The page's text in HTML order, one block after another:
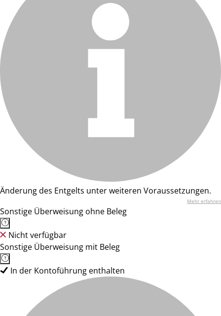
Änderung des Entgelts unter weiteren Voraussetzungen.
Mehr erfahren
Sonstige Überweisung ohne Beleg
Nicht verfügbar
Sonstige Überweisung mit Beleg
In der Kontoführung enthalten